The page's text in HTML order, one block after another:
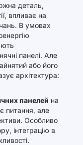
деталь,
впливає на
В умовах
панелі. Але
або його
архітектура:
панелей на
питання, але
Особливо
інтеграцію в